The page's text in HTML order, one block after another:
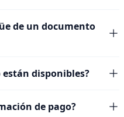
de un documento
están disponibles?
de pago?